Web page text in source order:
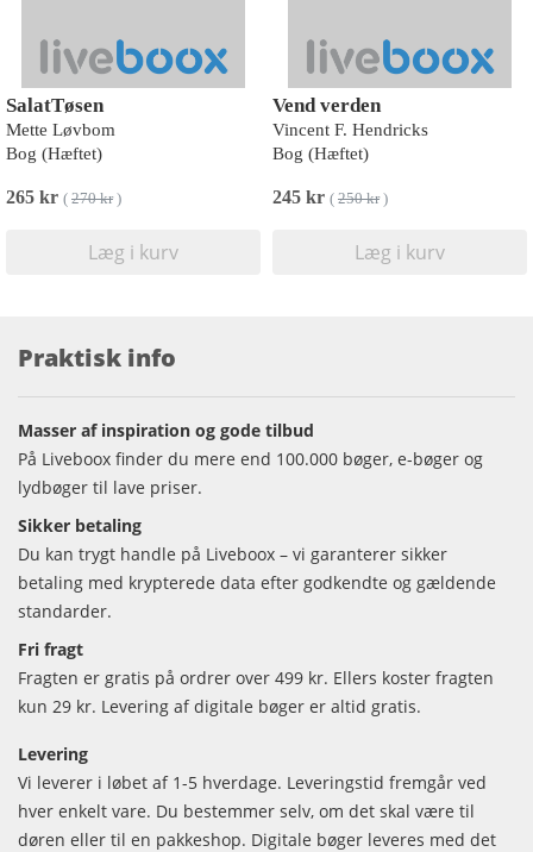
SalatTøsen
Mette Løvbom
Bog (Hæftet)
265 kr ( 270 kr)
Læg i kurv
Vend verden
Vincent F. Hendricks
Bog (Hæftet)
245 kr ( 250 kr)
Læg i kurv
Praktisk info
Masser af inspiration og gode tilbud
På Liveboox finder du mere end 100.000 bøger, e-bøger og
lydbøger til lave priser.
Sikker betaling
Du kan trygt handle på Liveboox – vi garanterer sikker
betaling med krypterede data efter godkendte og gældende
standarder.
Fri fragt
Fragten er gratis på ordrer over 499 kr. Ellers koster fragten
kun 29 kr. Levering af digitale bøger er altid gratis.
Levering
Vi leverer i løbet af 1-5 hverdage. Leveringstid fremgår ved
hver enkelt vare. Du bestemmer selv, om det skal være til
døren eller til en pakkeshop. Digitale bøger leveres med det